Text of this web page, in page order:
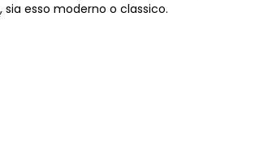
sia esso moderno o classico.